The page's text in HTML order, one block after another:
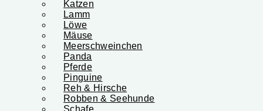
Katzen
Lamm
Löwe
Mäuse
Meerschweinchen
Panda
Pferde
Pinguine
Reh & Hirsche
Robben & Seehunde